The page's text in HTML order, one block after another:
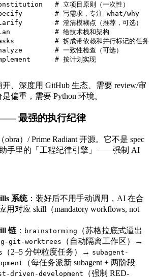
# 立项目原则（一次性）
# 写需求，专注 what/why
# 澄清模糊点（推荐，可选）
# 给技术栈和架构
# 拆成带依赖和并行标记的任务
# 一致性检查（可选）
# 按计划实现
开、深度用 GitHub 生态、需要 review/审
偏重，需要 Python 环境。
最强的执行纪律
obra）/ Prime Radiant 开源。它不是 spec
手里的「工程纪律引擎」——强制 AI
系统：装好后不用手动调用，AI 在合
用对应 skill（mandatory workflows, not
链 ： brainstorming
（苏格拉底式逼出
git-worktrees （自动隔离工作区）→
（2–5 分钟粒度任务）→ subagent-
（每任务派新 subagent + 两阶段
driven-development
（强制 RED-